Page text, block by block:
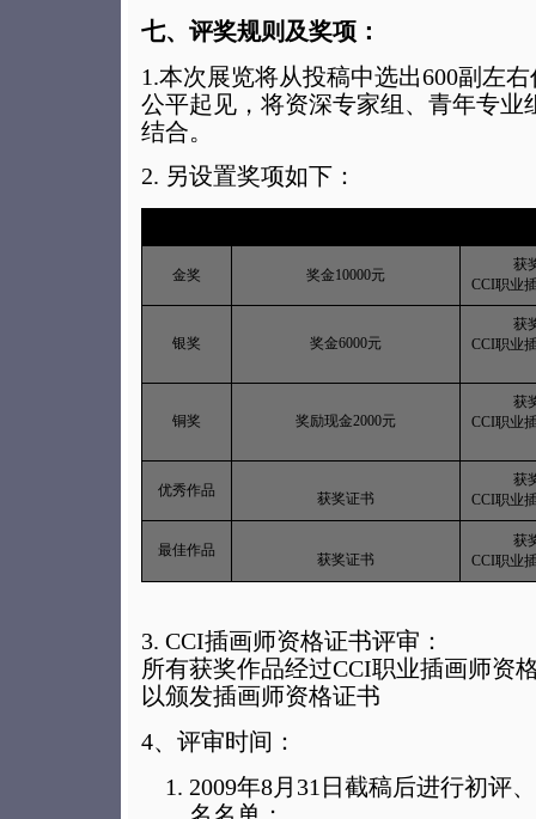
七、评奖规则及奖项：
1.本次展览将从投稿中选出600副左
公平起见，将资深专家组、青年专业
结合。
2. 另设置奖项如下：
金奖 奖金10000元
获
CCI职业
银奖 奖金6000元
获
CCI职业
铜奖 奖励现金2000元
获
CCI职业
优秀作品 获奖证书
获
CCI职业
最佳作品
获奖证书
获
CCI职业
3. CCI插画师资格证书评审：
所有获奖作品经过CCI职业插画师资
以颁发插画师资格证书
4、评审时间：
2009年8月31日截稿后进行初评
名名单；